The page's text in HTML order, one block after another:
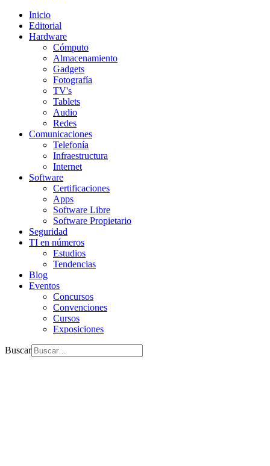
Inicio
Editorial
Hardware
Cómputo
Almacenamiento
Gadgets
Fotografía
TV's
Tablets
Audio
Redes
Comunicaciones
Telefonía
Infraestructura
Internet
Software
Certificaciones
Apps
Software Libre
Software Propietario
Seguridad
TI en números
Estudios
Tendencias
Blog
Eventos
Concursos
Convenciones
Cursos
Exposiciones
Buscar